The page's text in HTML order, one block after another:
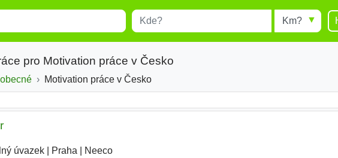
Místo
results.
Radius
pro Motivation práce v Česko
Motivation práce v Česko
úvazek| Praha Neeco|